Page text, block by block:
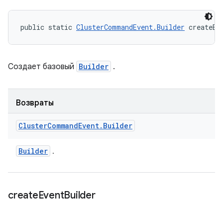
public static ClusterCommandEvent.Builder
Создает базовый Builder .
Возвраты
ClusterCommandEvent. Builder
Builder .
createEventBuilder